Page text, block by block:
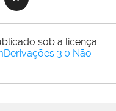
sob a licença
3.0 Não